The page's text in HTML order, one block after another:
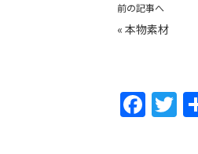
前の記事へ
« 本物素材
F T